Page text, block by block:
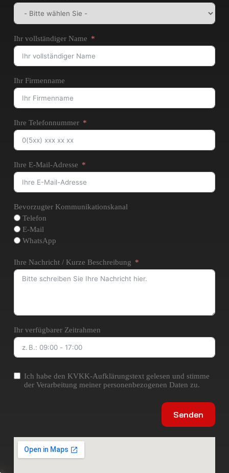
Ihr vollständiger Name
Ihr Firmenname
Ihre Telefonnummer
Ihre E-Mail-Adresse
Bevorzugter Kommunikationskanal
Telefon
E-Mail
WhatsApp
Ihre Nachricht / Kurze Beschreibung
Ihr verfügbarer Zeitrahmen
Ich habe den KVKK-Aufklärungstext gelesen und stimme
der Verarbeitung meiner personenbezogenen Daten zu.
Senden